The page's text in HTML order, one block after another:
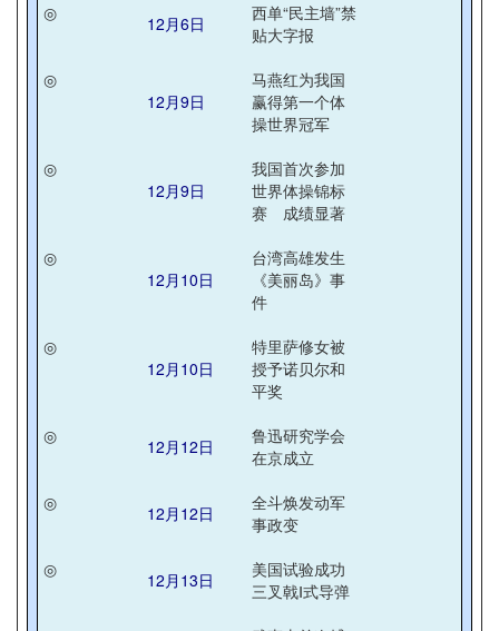
◎
12月6日
西单“民主墙”禁
贴大字报
◎
12月9日
马燕红为我国
赢得第一个体
操世界冠军
◎
12月9日
我国首次参加
世界体操锦标
赛 成绩显著
◎
12月10日
台湾高雄发生
《美丽岛》事
件
◎
12月10日
特里萨修女被
授予诺贝尔和
平奖
◎
12月12日
鲁迅研究学会
在京成立
◎
12月12日
全斗焕发动军
事政变
◎
12月13日
美国试验成功
三叉戟Ⅰ式导弹